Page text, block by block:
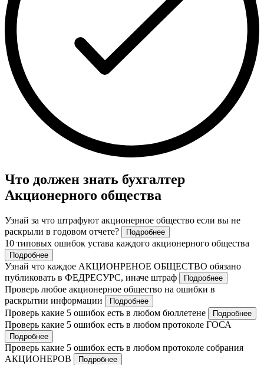
Что должен знать бухгалтер
Акционерного общества
Узнай за что штрафуют акционерное общество если вы не
раскрыли в годовом отчете?
Подробнее
10 типовых ошибок устава каждого акционерного общества
Подробнее
Узнай что каждое АКЦИОНРЕНОЕ ОБЩЕСТВО обязано
публиковать в ФЕДРЕСУРС, иначе штраф
Подробнее
Проверь любое акционерное общество на ошибки в
раскрытии информации
Подробнее
Проверь какие 5 ошибок есть в любом бюллетене Подробнее
Проверь какие 5 ошибок есть в любом протоколе ГОСА
Подробнее
Проверь какие 5 ошибок есть в любом протоколе собрания
АКЦИОНЕРОВ
Подробнее